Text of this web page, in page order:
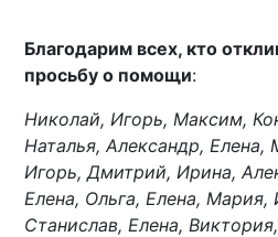
Благодарим всех, кто
просьбу о помощи:
Николай, Игорь, Максим,
Наталья, Александр, Елена,
Игорь, Дмитрий, Ирина,
Елена, Ольга, Елена, Мария,
Станислав, Елена,